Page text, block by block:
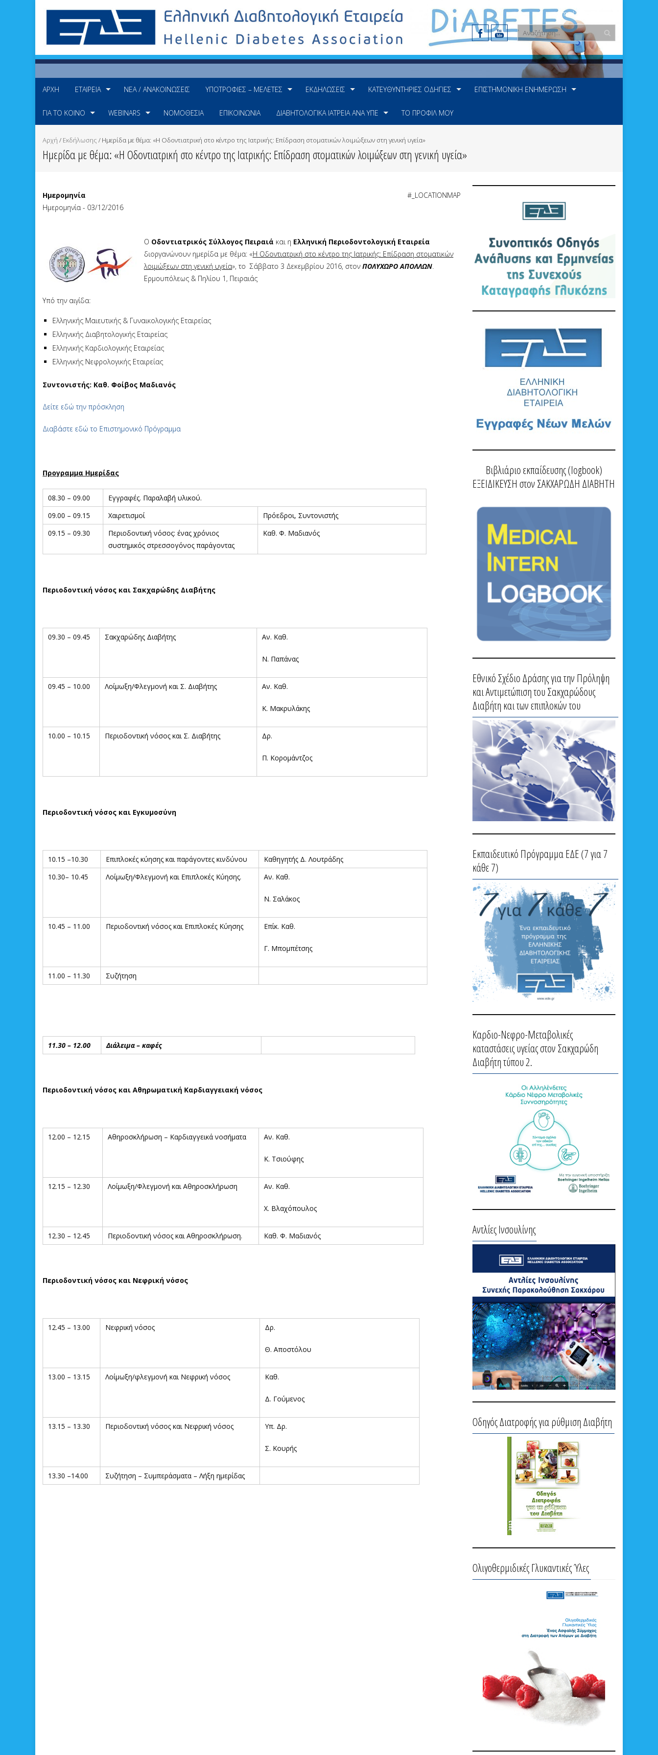
e-mail: info@ede.gr
ΑΡΧΉ ΕΤΑΙΡΕΊΑ ΝΈΑ / ΑΝΑΚΟΙΝΏΣΕΙΣ ΥΠΟΤΡΟΦΊΕΣ – ΜΕΛΈΤΕΣ ΕΚΔΗΛΏΣΕΙΣ ΚΑΤΕΥΘΥΝΤΉΡΙΕΣ ΟΔΗΓΊΕΣ ΕΠΙΣΤΗΜΟΝΙΚΉ ΕΝΗΜΈΡΩΣΗ
ΓΙΑ ΤΟ ΚΟΙΝΌ WEBINARS ΝΟΜΟΘΕΣΊΑ ΕΠΙΚΟΙΝΩΝΊΑ ΔΙΑΒΗΤΟΛΟΓΙΚΆ ΙΑΤΡΕΊΑ ΑΝΆ ΥΠΕ ΤΟ ΠΡΟΦΊΛ ΜΟΥ
Αρχή / Εκδήλωσης / Ημερίδα με θέμα: «Η Οδοντιατρική στο κέντρο της Ιατρικής: Επίδραση στοματικών λοιμώξεων στη γενική υγεία»
Ημερίδα με θέμα: «Η Οδοντιατρική στο κέντρο της Ιατρικής: Επίδραση στοματικών λοιμώξεων στη γενική υγεία»
#_LOCATIONMAP
Ημερομηνία
Ημερομηνία - 03/12/2016
Ο Οδοντιατρικός Σύλλογος Πειραιά και η Ελληνική Περιοδοντολογική Εταιρεία
διοργανώνουν ημερίδα με θέμα: «Η Οδοντιατρική στο κέντρο της Ιατρικής: Επίδραση στοματικών
λοιμώξεων στη γενική υγεία», το Σάββατο 3 Δεκεμβρίου 2016, στον ΠΟΛΥΧΩΡΟ ΑΠΟΛΛΩΝ.
Ερμουπόλεως & Πηλίου 1, Πειραιάς
Υπό την αιγίδα:
Ελληνικής Μαιευτικής & Γυναικολογικής Εταιρείας
Ελληνικής Διαβητολογικής Εταιρείας
Ελληνικής Καρδιολογικής Εταιρείας
Ελληνικής Νεφρολογικής Εταιρείας
Συντονιστής: Καθ. Φοίβος Μαδιανός
Δείτε εδώ την πρόσκληση
Διαβάστε εδώ το Επιστημονικό Πρόγραμμα
Προγραμμα Ημερίδας
08.30 – 09.00
Εγγραφές. Παραλαβή υλικού.
09.00 – 09.15
Χαιρετισμοί
Πρόεδροι, Συντονιστής
09.15 – 09.30
Περιοδοντική νόσος: ένας χρόνιος
συστημικός στρεσσογόνος παράγοντας
Καθ. Φ. Μαδιανός
Περιοδοντική νόσος και Σακχαρώδης Διαβήτης
09.30 – 09.45 Σακχαρώδης Διαβήτης Αν. Καθ.
Ν. Παπάνας
09.45 – 10.00 Λοίμωξη/Φλεγμονή και Σ. Διαβήτης Αν. Καθ.
Κ. Μακρυλάκης
10.00 – 10.15 Περιοδοντική νόσος και Σ. Διαβήτης Δρ.
Π. Κορομάντζος
Περιοδοντική νόσος και Εγκυμοσύνη
10.15 –10.30 Επιπλοκές κύησης και παράγοντες κινδύνου
Καθηγητής Δ. Λουτράδης
10.30– 10.45
Λοίμωξη/Φλεγμονή και Επιπλοκές Κύησης. Αν. Καθ.
Ν. Σαλάκος
10.45 – 11.00 Περιοδοντική νόσος και Επιπλοκές Κύησης Επίκ. Καθ.
Γ. Μπομπέτσης
11.00 – 11.30 Συζήτηση
11.30 – 12.00 Διάλειμα – καφές
Περιοδοντική νόσος και Αθηρωματική Καρδιαγγειακή νόσος
12.00 – 12.15 Αθηροσκλήρωση – Καρδιαγγεικά νοσήματα Αν. Καθ.
Κ. Τσιούφης
12.15 – 12.30 Λοίμωξη/Φλεγμονή και Αθηροσκλήρωση Αν. Καθ.
Χ. Βλαχόπουλος
12.30 – 12.45 Περιοδοντική νόσος και Αθηροσκλήρωση. Καθ. Φ. Μαδιανός
Περιοδοντική νόσος και Νεφρική νόσος
12.45 – 13.00 Νεφρική νόσος Δρ.
Θ. Αποστόλου
13.00 – 13.15 Λοίμωξη/φλεγμονή και Νεφρική νόσος Καθ.
Δ. Γούμενος
13.15 – 13.30 Περιοδοντική νόσος και Νεφρική νόσος Υπ. Δρ.
Σ. Κουρής
13.30 –14.00 Συζήτηση – Συμπεράσματα – Λήξη ημερίδας
Βιβλιάριο εκπαίδευσης (logbook)
ΕΞΕΙΔΙΚΕΥΣΗ στον ΣΑΚΧΑΡΩΔΗ ΔΙΑΒΗΤΗ
Εθνικό Σχέδιο Δράσης για την Πρόληψη
και Αντιμετώπιση του Σακχαρώδους
Διαβήτη και των επιπλοκών του
Εκπαιδευτικό Πρόγραμμα ΕΔΕ (7 για 7
κάθε 7)
Καρδιο-Νεφρο-Μεταβολικές
καταστάσεις υγείας στον Σακχαρώδη
Διαβήτη τύπου 2.
Αντλίες Ινσουλίνης
Οδηγός Διατροφής για ρύθμιση Διαβήτη
Ολιγοθερμιδικές Γλυκαντικές Ύλες